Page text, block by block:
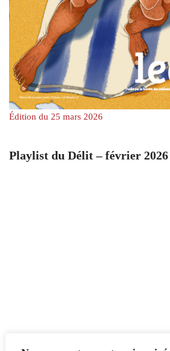
Édition du 25 mars 2026
Playlist du Délit – février 2026